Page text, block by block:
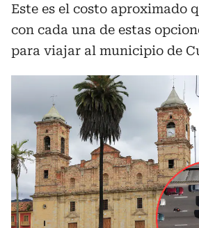
Este es el costo aproximado
con cada una de estas
para viajar al municipio de